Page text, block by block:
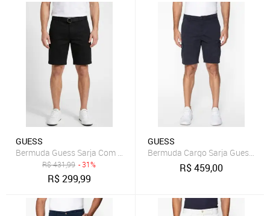
GUESS
Bermuda Guess Sarja Com Cinto Preto
R$431,99 - 31%
R$299,99
GUESS
Bermuda Cargo Sarja Guess
R$459,00